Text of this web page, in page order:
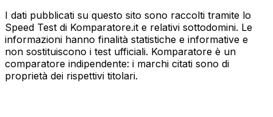
I dati pubblicati su questo sito sono raccolti tramite lo
Speed Test di Komparatore.it e relativi sottodomini. Le
informazioni hanno finalità statistiche e informative e
non sostituiscono i test ufficiali. Komparatore è un
comparatore indipendente: i marchi citati sono di
proprietà dei rispettivi titolari.